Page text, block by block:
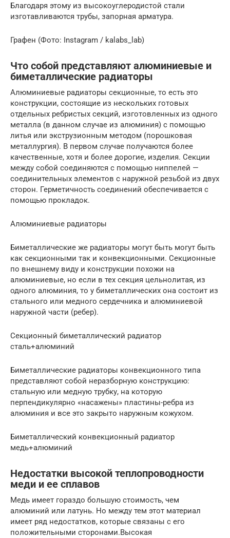
Благодаря этому из высокоуглеродистой стали
изготавливаются трубы, запорная арматура.
Графен (Фото: Instagram / kalabs_lab)
Что собой представляют алюминиевые и
биметаллические радиаторы
Алюминиевые радиаторы секционные, то есть это
конструкции, состоящие из нескольких готовых
отдельных ребристых секций, изготовленных из одного
металла (в данном случае из алюминия) с помощью
литья или экструзионным методом (порошковая
металлургия). В первом случае получаются более
качественные, хотя и более дорогие, изделия. Секции
между собой соединяются с помощью ниппелей —
соединительных элементов с наружной резьбой из двух
сторон. Герметичность соединений обеспечивается с
помощью прокладок.
Алюминиевые радиаторы
Биметаллические же радиаторы могут быть могут быть
как секционными так и конвекционными. Секционные
по внешнему виду и конструкции похожи на
алюминиевые, но если в тех секция цельнолитая, из
одного алюминия, то у биметаллических она состоит из
стального или медного сердечника и алюминиевой
наружной части (ребер).
Секционный биметаллический радиатор
сталь+алюминий
Биметаллические радиаторы конвекционного типа
представляют собой неразборную конструкцию:
стальную или медную трубку, на которую
перпендикулярно «насажены» пластины-ребра из
алюминия и все это закрыто наружным кожухом.
Биметаллический конвекционный радиатор
медь+алюминий
Недостатки высокой теплопроводности
меди и ее сплавов
Медь имеет гораздо большую стоимость, чем
алюминий или латунь. Но между тем этот материал
имеет ряд недостатков, которые связаны с его
положительными сторонами.Высокая